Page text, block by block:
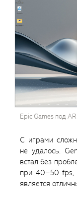
Epic Games под
С играми
не удалось.
встал без
при 40–50 fps,
является